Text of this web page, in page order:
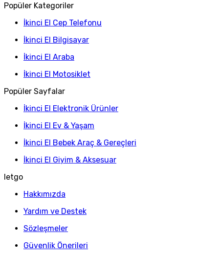
Popüler Kategoriler
İkinci El Cep Telefonu
İkinci El Bilgisayar
İkinci El Araba
İkinci El Motosiklet
Popüler Sayfalar
İkinci El Elektronik Ürünler
İkinci El Ev & Yaşam
İkinci El Bebek Araç & Gereçleri
İkinci El Giyim & Aksesuar
letgo
Hakkımızda
Yardım ve Destek
Sözleşmeler
Güvenlik Önerileri